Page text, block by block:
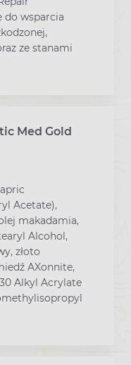
do wsparcia
ze stanami
Med Gold
Acetate),
makadamia,
Alcohol,
złoto
AXonnite,
Alkyl Acrylate